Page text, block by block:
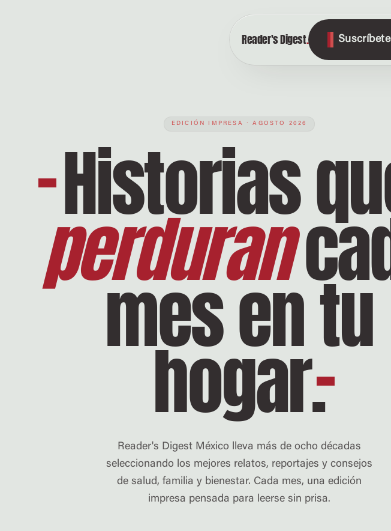
Reader's Digest.
EDICIÓN IMPRESA · AGOSTO 2026
Historias
perduran
mes en tu
hogar.
Reader's Digest México lleva más de ocho décadas
seleccionando los mejores relatos, reportajes y consejos
de salud, familia y bienestar. Cada mes, una edición
impresa pensada para leerse sin prisa.